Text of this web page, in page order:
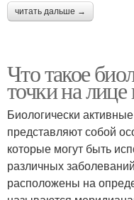
читать дальше →
Что такое
точки на лице
Биологически
представляют собой
которые могут быть
различных
расположены на